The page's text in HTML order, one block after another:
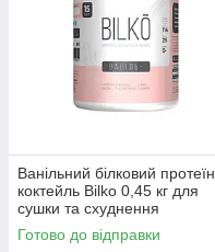
Ванільний білковий протеїн
коктейль Bilko 0,45 кг для
сушки та схуднення
Готово до відправки